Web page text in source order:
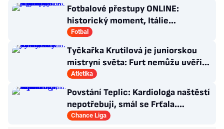
Fotbalové přestupy ONLINE:
historický moment, Itálie
angažovala k reprezentaci šermířku
Fotbal
Tyčkařka Krutilová je juniorskou
mistryní světa: Furt nemůžu uvěřit,
co se stalo!
Atletika
Povstání Teplic: Kardiologa naštěstí
nepotřebuji, smál se Frťala.
Promluvil o zájmu Plzně
Chance Liga